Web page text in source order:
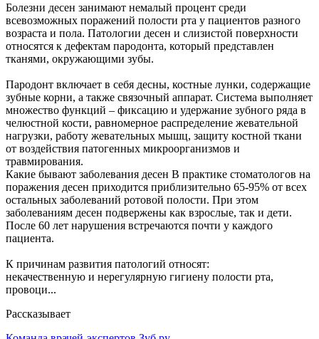
Болезни десен занимают немалый процент среди
всевозможных поражений полости рта у пациентов разного
возраста и пола. Патологии десен и слизистой поверхности
относятся к дефектам пародонта, который представлен
тканями, окружающими зубы.
Пародонт включает в себя десны, костные лунки, содержащие
зубные корни, а также связочный аппарат. Система выполняет
множество функций – фиксацию и удержание зубного ряда в
челюстной кости, равномерное распределение жевательной
нагрузки, работу жевательных мышц, защиту костной ткани
от воздействия патогенных микроорганизмов и
травмирования.
Какие бывают заболевания десен В практике стоматологов на
поражения десен приходится приблизительно 65-95% от всех
остальных заболеваний ротовой полости. При этом
заболеваниям десен подвержены как взрослые, так и дети.
После 60 лет нарушения встречаются почти у каждого
пациента.
К причинам развития патологий относят:
некачественную и нерегулярную гигиену полости рта,
провоци...
Рассказывает